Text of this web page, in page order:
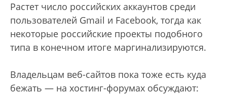
Растет число российских аккаунтов среди
пользователей Gmail и Facebook, тогда как
некоторые российские проекты подобного
типа в конечном итоге маргинализируются.
Владельцам веб-сайтов пока тоже есть куда
бежать — на хостинг-форумах обсуждают: